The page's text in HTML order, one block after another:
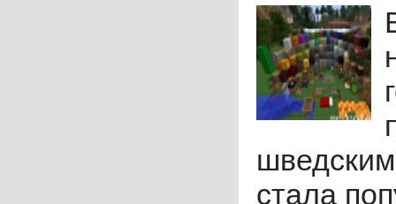
шведским
стала